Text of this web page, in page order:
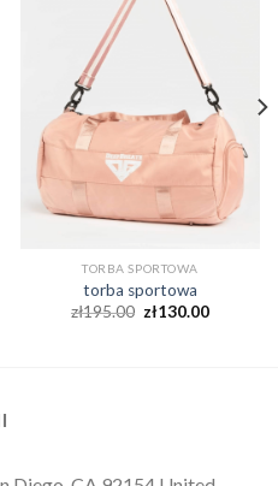
TORBA SPORTOWA
torba sportowa
zł195.00 zł130.00